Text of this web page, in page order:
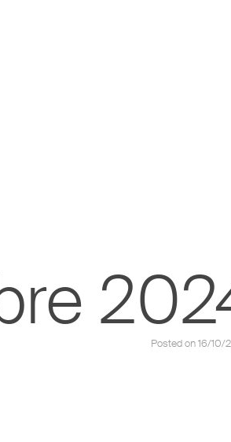
Entrevistas
Posted on16/10/